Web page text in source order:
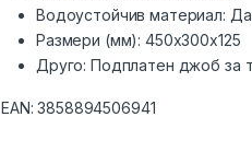
Водоустойчив материал: Да
Размери (мм): 450x300x125
Друго: Подплатен джоб за
EAN: 3858894506941